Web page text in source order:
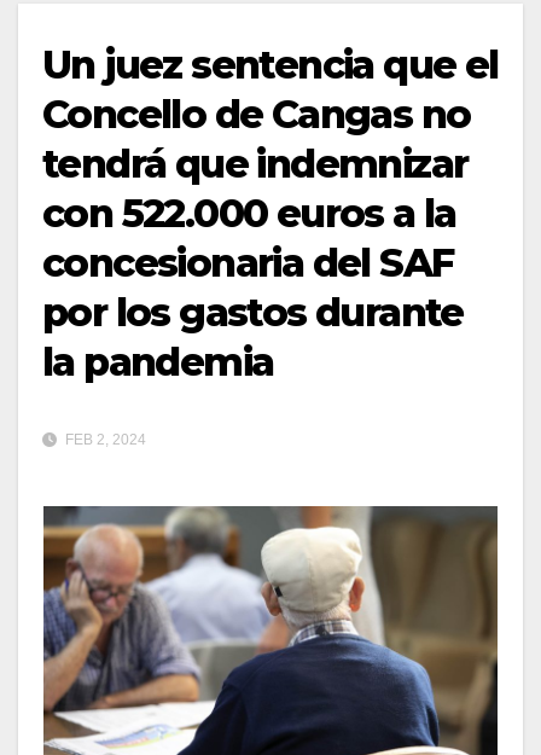
Un juez sentencia que el
Concello de Cangas no
tendrá que indemnizar
con 522.000 euros a la
concesionaria del SAF
por los gastos durante
la pandemia
FEB 2, 2024